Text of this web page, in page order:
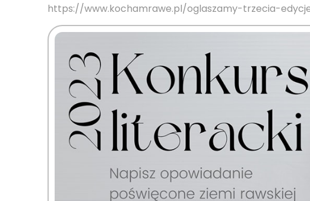
https://www.kochamrawe.pl/oglaszamy-trzecia-